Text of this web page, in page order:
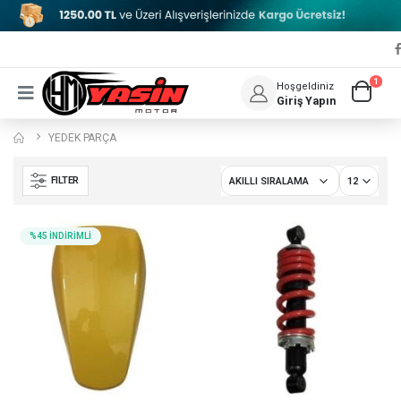
Hoşgeldiniz
Giriş Yapın
1
YEDEK PARÇA
FILTER
%45 İNDİRİMLİ